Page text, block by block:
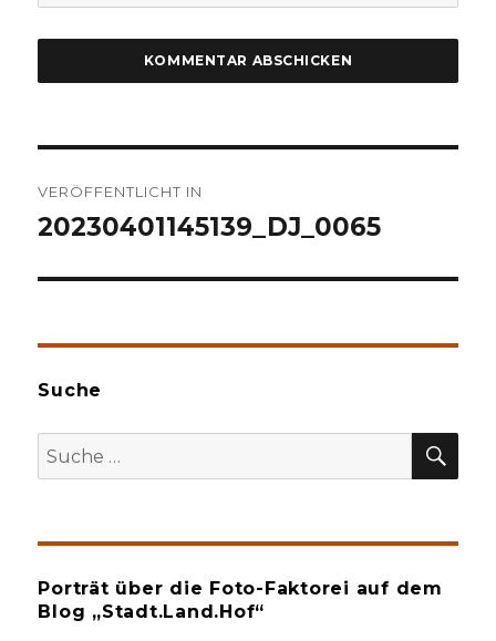
VERÖFFENTLICHT IN
20230401145139_DJ_0065
Suche
Suche
nach:
Porträt über die Foto-Faktorei auf dem
Blog „Stadt.Land.Hof“